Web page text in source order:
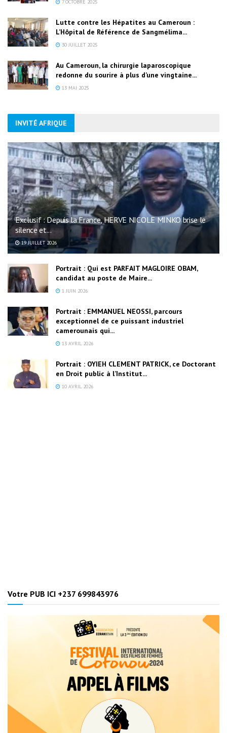
7 OCTOBRE 2025
Lutte contre les Hépatites au Cameroun :
L’Hôpital de Référence de Sangmélima...
30 JUILLET 2025
Au Cameroun, la chirurgie laparoscopique
redonne du sourire à plus d’une vingtaine...
13 MAI 2025
INVITÉ AFRIQUE
Exclusif : Depuis la France, HERVE NICOLE MINKO brise le
silence et...
19 JUILLET 2026
Portrait : Qui est PARFAIT MAGLOIRE OBAM,
candidat au poste de Maire...
1 JUIN 2026
Portrait : EMMANUEL NEOSSI, parcours
exceptionnel de ce puissant industriel
camerounais qui...
13 AVRIL 2026
Portrait : OYIEH CLEMENT PATRICK, ce Doctorant
en Droit public à l’Institut...
10 AVRIL 2026
Votre PUB ICI +237 699843976